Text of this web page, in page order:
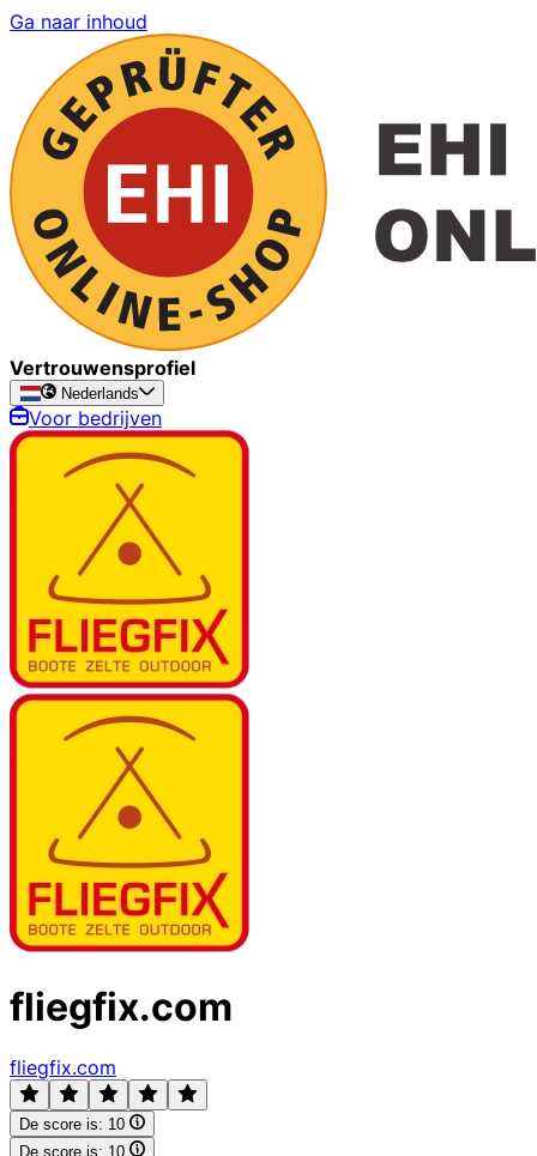
Ga naar inhoud
Vertrouwensprofiel
Nederlands
Voor bedrijven
fliegfix.com
fliegfix.com
De score is: 10
De score is: 10